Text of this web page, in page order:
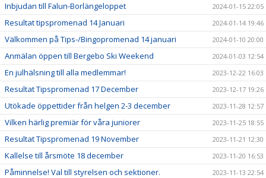
Inbjudan till Falun-Borlängeloppet 2024-01-15 22:05
Resultat tipspromenad 14 Januari 2024-01-14 19:46
Välkommen på Tips-/Bingopromenad 14 januari 2024-01-10 20:00
Anmälan öppen till Bergebo Ski Weekend 2024-01-03 12:54
En julhälsning till alla medlemmar! 2023-12-22 16:03
Resultat Tipspromenad 17 December 2023-12-17 19:26
Utökade öppettider från helgen 2-3 december 2023-11-28 12:57
Vilken härlig premiär för våra juniorer 2023-11-25 18:55
Resultat Tipspromenad 19 November 2023-11-21 12:30
Kallelse till årsmöte 18 december 2023-11-20 16:53
Påminnelse! Val till styrelsen och sektioner. 2023-11-13 22:54